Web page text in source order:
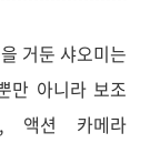
거둔 샤오미는
만 아니라 보조
액션 카메라